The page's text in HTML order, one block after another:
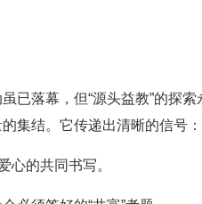
已落幕，但“源头益教”的探
集结。它传递出清晰的信号：
心的共同书写。